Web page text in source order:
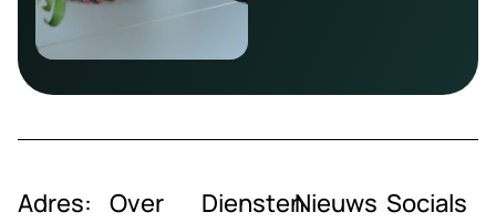
Adres:
Over
DienstenNieuws Socials